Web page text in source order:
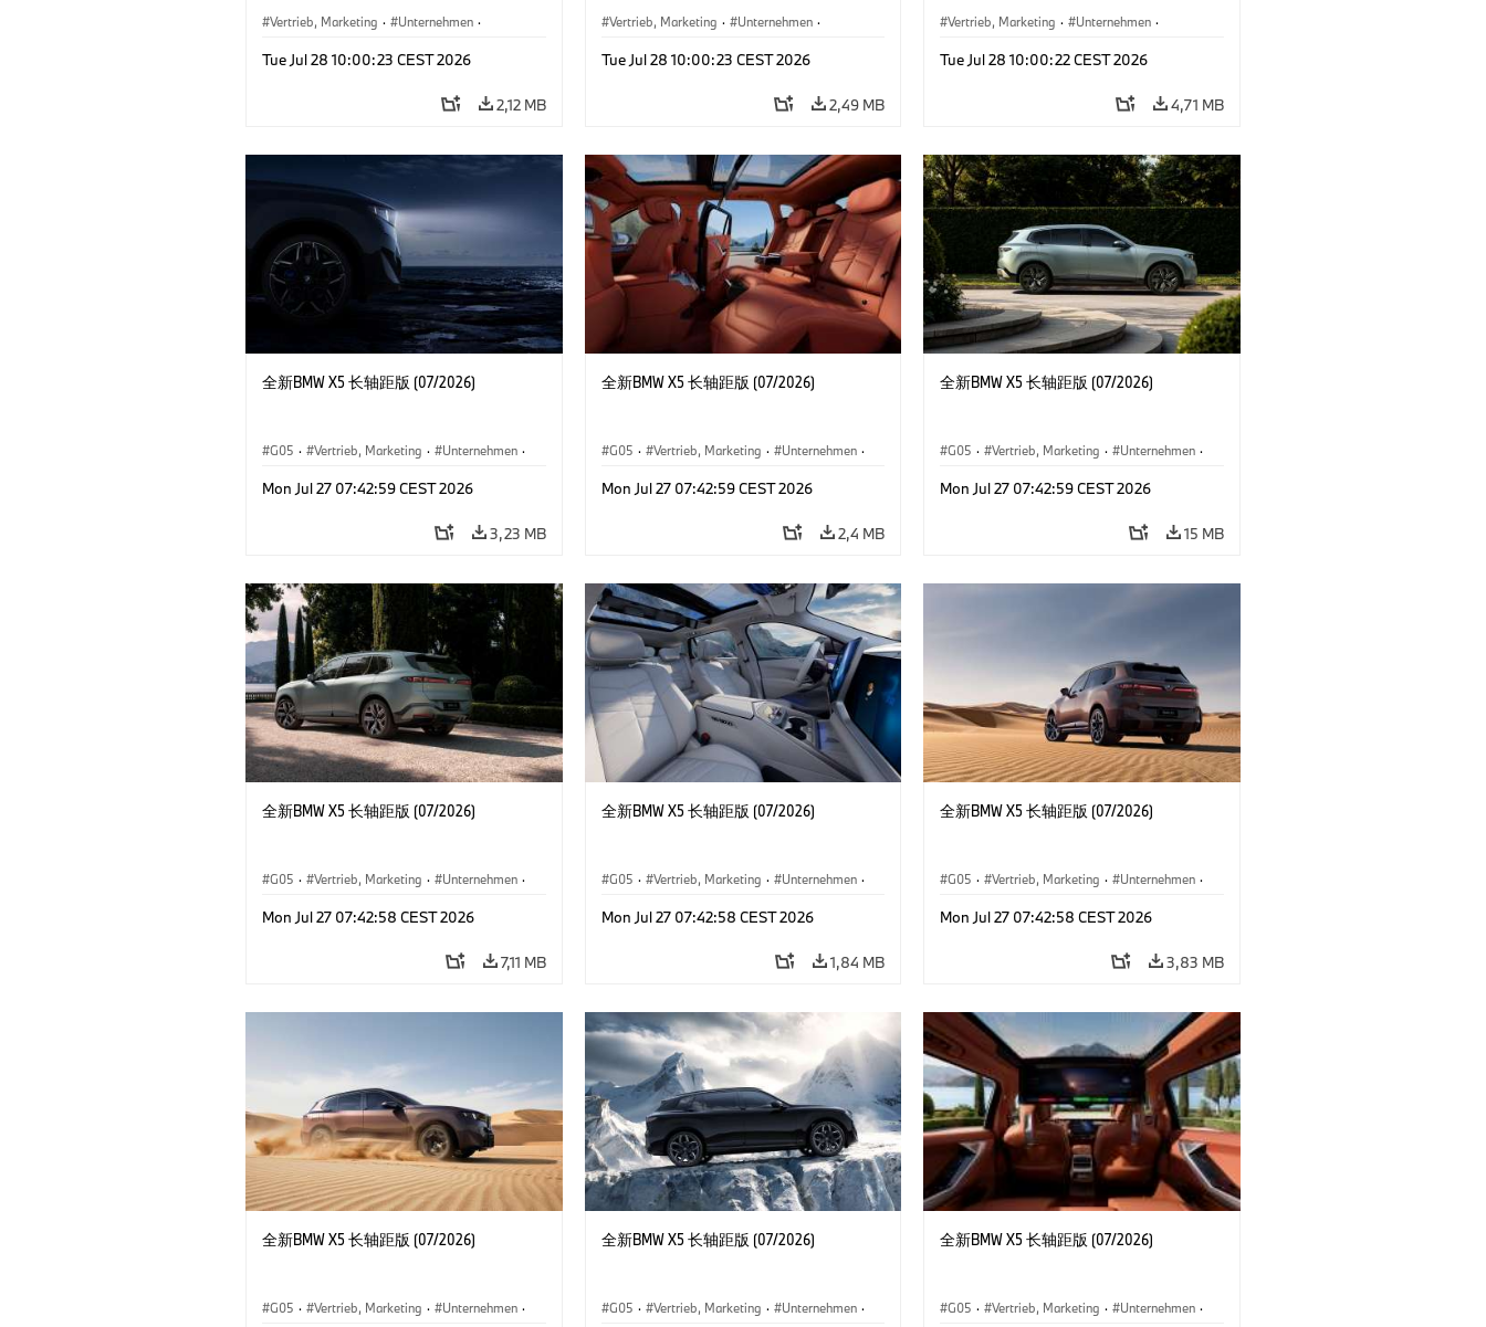
Vertrieb, Marketing · Unternehmen ·
Tue Jul 28 10:00:23 CEST 2026
2,12 MB
Vertrieb, Marketing · Unternehmen ·
Tue Jul 28 10:00:23 CEST 2026
2,49 MB
Vertrieb, Marketing · Unternehmen ·
Tue Jul 28 10:00:22 CEST 2026
4,71 MB
全新BMW X5 长轴距版 (07/2026)
G05 · Vertrieb, Marketing · Unternehmen ·
Mon Jul 27 07:42:59 CEST 2026
3,23 MB
全新BMW X5 长轴距版 (07/2026)
G05 · Vertrieb, Marketing · Unternehmen ·
Mon Jul 27 07:42:59 CEST 2026
2,4 MB
全新BMW X5 长轴距版 (07/2026)
G05 · Vertrieb, Marketing · Unternehmen ·
Mon Jul 27 07:42:59 CEST 2026
15 MB
全新BMW X5 长轴距版 (07/2026)
G05 · Vertrieb, Marketing · Unternehmen ·
Mon Jul 27 07:42:58 CEST 2026
7,11 MB
全新BMW X5 长轴距版 (07/2026)
G05 · Vertrieb, Marketing · Unternehmen ·
Mon Jul 27 07:42:58 CEST 2026
1,84 MB
全新BMW X5 长轴距版 (07/2026)
G05 · Vertrieb, Marketing · Unternehmen ·
Mon Jul 27 07:42:58 CEST 2026
3,83 MB
全新BMW X5 长轴距版 (07/2026)
G05 · Vertrieb, Marketing · Unternehmen ·
全新BMW X5 长轴距版 (07/2026)
G05 · Vertrieb, Marketing · Unternehmen ·
全新BMW X5 长轴距版 (07/2026)
G05 · Vertrieb, Marketing · Unternehmen ·